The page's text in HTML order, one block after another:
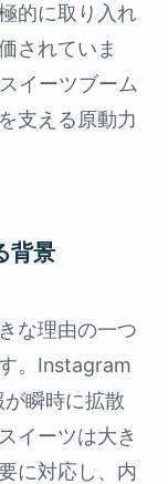
的に取り入れ
されていま
イーツブーム
支える原動力
背景
な理由の一つ
。Instagram
瞬時に拡散
イーツは大き
に対応し、内